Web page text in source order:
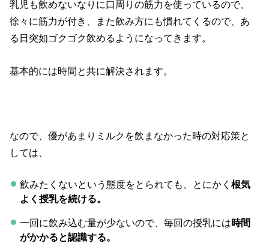
乳児も飲めないなりに口周りの筋力を使っているので、
徐々に筋力が付き、また飲み方にも慣れてくるので、あ
る日突如ゴクゴク飲めるようになってきます。
基本的には時間と共に解決されます。
なので、優があまりミルクを飲まなかった時の対応策と
しては、
飲みたくないという態度をとられても、とにかく 根気
よく授乳を続ける。
一回に飲み込む量が少ないので、毎回の授乳には時間
がかかると認識する。